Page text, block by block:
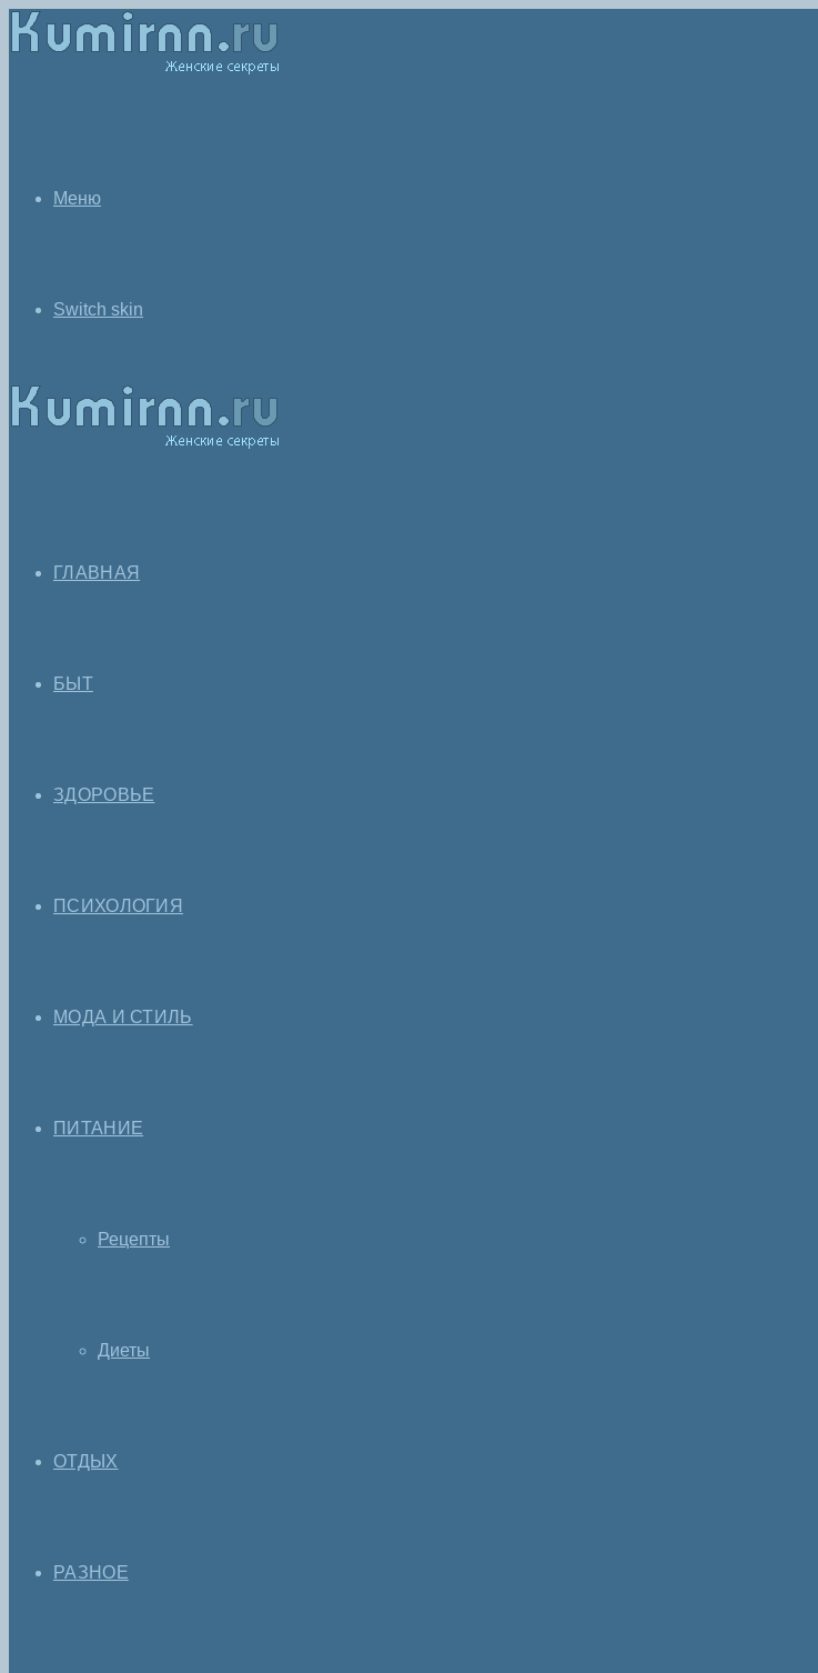
Меню
Switch skin
ГЛАВНАЯ
БЫТ
ЗДОРОВЬЕ
ПСИХОЛОГИЯ
МОДА И СТИЛЬ
ПИТАНИЕ
Рецепты
Диеты
ОТДЫХ
РАЗНОЕ